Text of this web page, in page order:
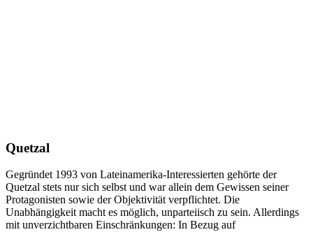
Quetzal
Gegründet 1993 von Lateinamerika-Interessierten gehörte der
Quetzal stets nur sich selbst und war allein dem Gewissen seiner
Protagonisten sowie der Objektivität verpflichtet. Die
Unabhängigkeit macht es möglich, unparteiisch zu sein. Allerdings
mit unverzichtbaren Einschränkungen: In Bezug auf